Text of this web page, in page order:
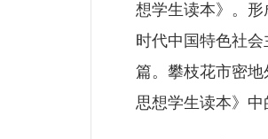
想学生读本》。
时代中国特色社
篇。攀枝花市密
思想学生读本》中